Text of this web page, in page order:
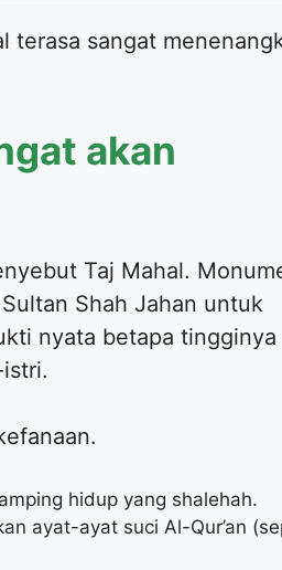
terasa sangat
akan
Taj Mahal.
Shah Jahan untuk
nyata betapa tingginya
hidup yang shalehah.
ayat-ayat suci Al-Qur’an